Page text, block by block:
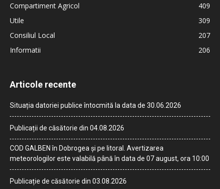
Compartiment Agricol
409
Utile
309
Consiliul Local
207
Informatii
206
Articole recente
Situația datoriei publice întocmită la data de 30.06.2026
Publicații de căsătorie din 04.08.2026
COD GALBEN în Dobrogea și pe litoral. Avertizarea
meteorologilor este valabilă până în data de 07 august, ora 10:00
Publicație de căsătorie din 03.08.2026